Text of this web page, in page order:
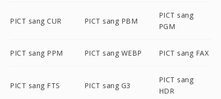
PICT sang CUR PICT sang PBM
PICT sang
PGM
PICT sang PPM PICT sang WEBP PICT sang FAX
PICT sang FTS PICT sang G3
PICT sang
HDR